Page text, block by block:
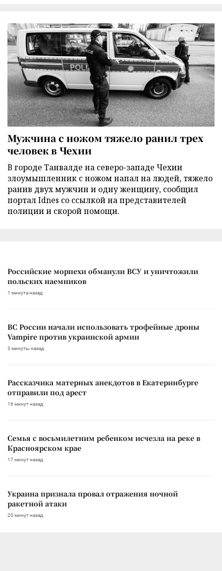
Мужчина с ножом тяжело ранил трех
человек в Чехии
В городе Танвалде на северо-западе Чехии
злоумышленник с ножом напал на людей, тяжело
ранив двух мужчин и одну женщину, сообщил
портал Idnes со ссылкой на представителей
полиции и скорой помощи.
Российские морпехи обманули ВСУ и уничтожили
польских наемников
1 минута назад
ВС России начали использовать трофейные дроны
Vampire против украинской армии
3 минуты назад
Рассказчика матерных анекдотов в Екатеринбурге
отправили под арест
16 минут назад
Семья с восьмилетним ребенком исчезла на реке в
Красноярском крае
17 минут назад
Украина признала провал отражения ночной
ракетной атаки
20 минут назад